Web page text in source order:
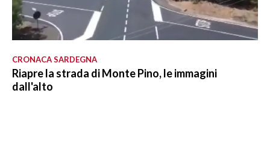
CRONACA SARDEGNA
Riapre la strada di Monte Pino, le immagini
dall'alto